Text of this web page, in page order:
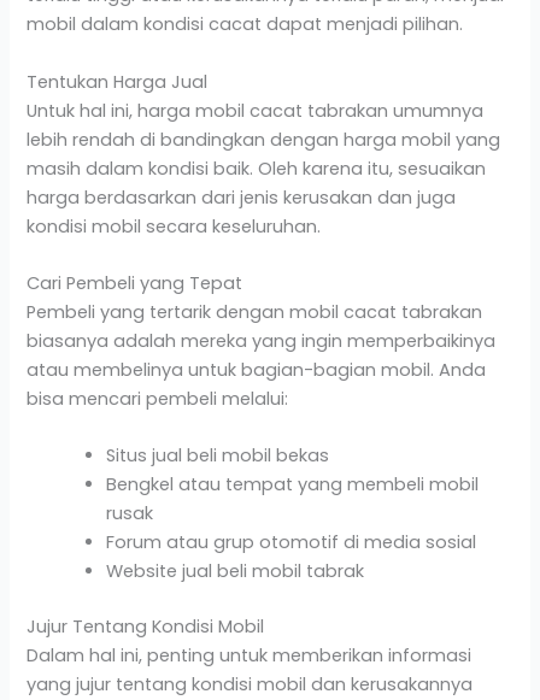
mobil dalam kondisi cacat dapat menjadi pilihan.
Tentukan Harga Jual
Untuk hal ini, harga mobil cacat tabrakan umumnya
lebih rendah di bandingkan dengan harga mobil yang
masih dalam kondisi baik. Oleh karena itu, sesuaikan
harga berdasarkan dari jenis kerusakan dan juga
kondisi mobil secara keseluruhan.
Cari Pembeli yang Tepat
Pembeli yang tertarik dengan mobil cacat tabrakan
biasanya adalah mereka yang ingin memperbaikinya
atau membelinya untuk bagian-bagian mobil. Anda
bisa mencari pembeli melalui:
Situs jual beli mobil bekas
Bengkel atau tempat yang membeli mobil
rusak
Forum atau grup otomotif di media sosial
Website jual beli mobil tabrak
Jujur Tentang Kondisi Mobil
Dalam hal ini, penting untuk memberikan informasi
yang jujur tentang kondisi mobil dan kerusakannya